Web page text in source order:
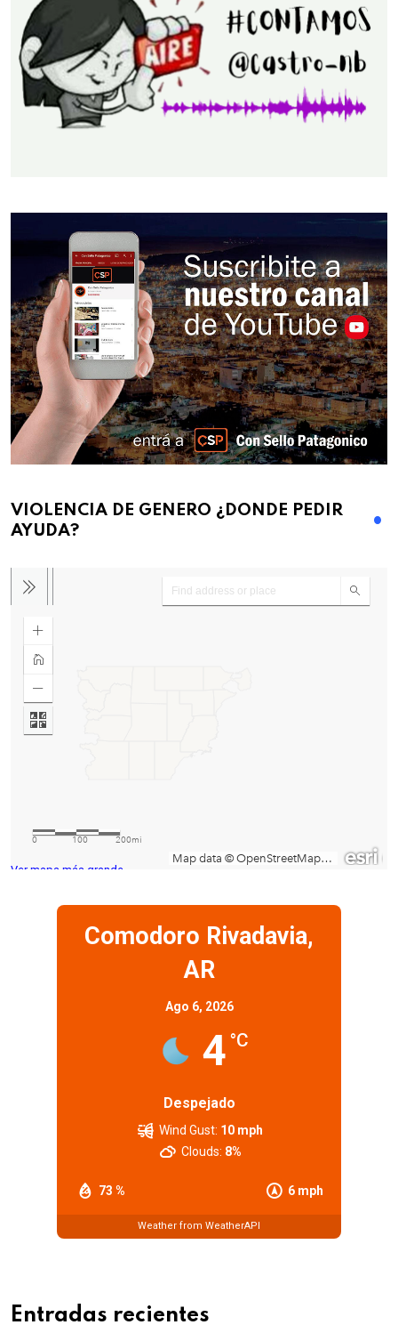
VIOLENCIA DE GENERO ¿DONDE PEDIR
AYUDA?
Ver mapa más grande
Comodoro Rivadavia,
AR
Ago 6, 2026
4 °C
Despejado
73 % 6 mph
Wind Gust: 10 mph
Clouds: 8%
Weather from WeatherAPI
Entradas recientes